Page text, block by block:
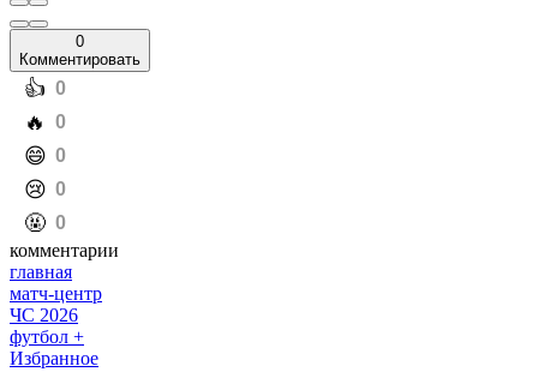
0
Комментировать
️👍 0
️🔥 0
️😄 0
️😢 0
️🤬 0
комментарии
главная
матч-центр
ЧС 2026
футбол +
Избранное